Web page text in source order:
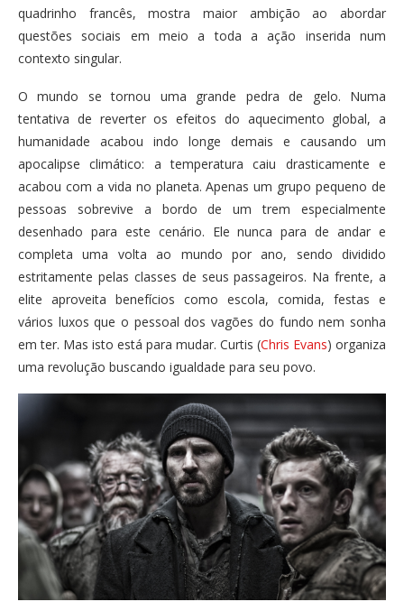
quadrinho francês, mostra maior ambição ao abordar
questões sociais em meio a toda a ação inserida num
contexto singular.
O mundo se tornou uma grande pedra de gelo. Numa
tentativa de reverter os efeitos do aquecimento global, a
humanidade acabou indo longe demais e causando um
apocalipse climático: a temperatura caiu drasticamente e
acabou com a vida no planeta. Apenas um grupo pequeno de
pessoas sobrevive a bordo de um trem especialmente
desenhado para este cenário. Ele nunca para de andar e
completa uma volta ao mundo por ano, sendo dividido
estritamente pelas classes de seus passageiros. Na frente, a
elite aproveita benefícios como escola, comida, festas e
vários luxos que o pessoal dos vagões do fundo nem sonha
em ter. Mas isto está para mudar. Curtis (Chris Evans) organiza
uma revolução buscando igualdade para seu povo.